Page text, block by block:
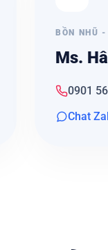
BỒN NHŨ
Ms.
0901
Chat